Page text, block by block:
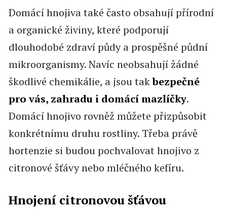
Domácí hnojiva také často obsahují přírodní
a organické živiny, které podporují
dlouhodobé zdraví půdy a prospěšné půdní
mikroorganismy. Navíc neobsahují žádné
škodlivé chemikálie, a jsou takbezpečné
pro vás, zahradu i domácí mazlíčky.
Domácí hnojivo rovněž můžete přizpůsobit
konkrétnímu druhu rostliny. Třeba právě
hortenzie si budou pochvalovat hnojivo z
citronové šťávy nebo mléčného kefíru.
Hnojení citronovou šťávou